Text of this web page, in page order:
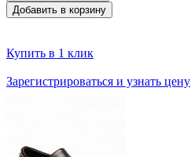
Добавить в корзину
Купить в 1 клик
Зарегистрироваться и узнать цену